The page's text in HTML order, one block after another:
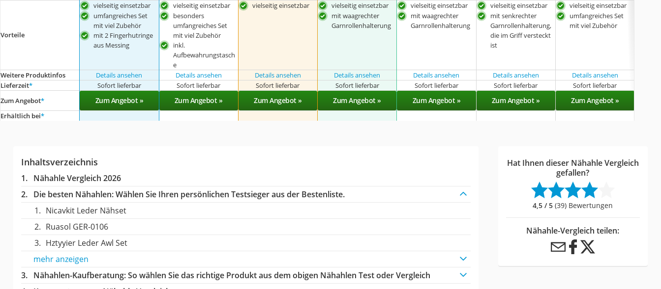
Vorteile
vielseitig einsetzbar
umfangreiches Set
mit viel Zubehör
mit 2 Fingerhutringe
aus Messing
vielseitig einsetzbar
besonders
umfangreiches Set
mit viel Zubehör
inkl.
Aufbewahrungstasch
e
vielseitig einsetzbar
vielseitig einsetzbar
mit waagrechter
Garnrollenhalterung
vielseitig einsetzbar
mit waagrechter
Garnrollenhalterung
vielseitig einsetzbar
mit senkrechter
Garnrollenhalterung,
die im Griff versteckt
ist
vielseitig einsetzbar
umfangreiches Set
mit viel Zubehör
Weitere Produktinfos Details ansehen Details ansehen Details ansehen Details ansehen Details ansehen Details ansehen Details ansehen
Lieferzeit* Sofort lieferbar Sofort lieferbar Sofort lieferbar Sofort lieferbar Sofort lieferbar Sofort lieferbar Sofort lieferbar
Zum Angebot* Zum Angebot » Zum Angebot » Zum Angebot » Zum Angebot » Zum Angebot » Zum Angebot » Zum Angebot »
Erhältlich bei*
Inhaltsverzeichnis
Nähahle Vergleich 2026
Die besten Nähahlen:Wählen Sie Ihren persönlichen Testsieger aus der Bestenliste.
Nicavkit Leder Nähset
Ruasol GER-0106
Hztyyier Leder Awl Set
mehr anzeigen
Nähahlen-Kaufberatung: So wählen Sie das richtige Produkt aus dem obigen Nähahlen Test oder Vergleich
Hat Ihnen dieser Nähahle Vergleich
gefallen?
4,5 / 5 (39) Bewertungen
Nähahle-Vergleich teilen: